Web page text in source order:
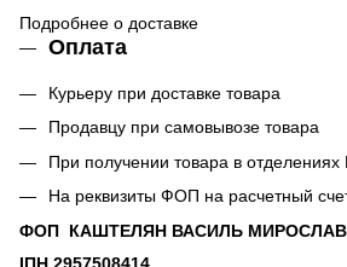
Подробнее о доставке
Оплата
Курьеру при доставке товара
Продавцу при самовывозе товара
При получении товара в
На реквизиты ФОП на расчетный
ФОП КАШТЕЛЯН ВАСИЛЬ
ІПН 2957508414